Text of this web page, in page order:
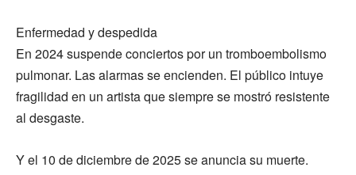
Enfermedad y despedida
En 2024 suspende conciertos por un tromboembolismo
pulmonar. Las alarmas se encienden. El público intuye
fragilidad en un artista que siempre se mostró resistente
al desgaste.
Y el 10 de diciembre de 2025 se anuncia su muerte.